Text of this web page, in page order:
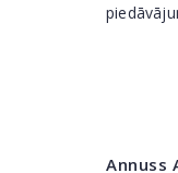
Annuss